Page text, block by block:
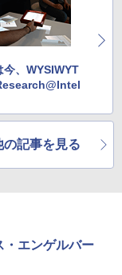
版】AOKIMI ワイヤ
イヤホン V12 小型
最大36時間再生 ぶ
Type-C充電 マイク
整 スポーツ/通勤/通
Buds 8 Lite ワイヤ
ver.)
藤園 磨かれて、澄
ラベルレス [ ケース
ルレス 500ml ×24本
クロ版 39 (ジャンプ
ふたり 9巻 (デジタル
今、WYSIWYT
記事を見る
・エンゲルバー